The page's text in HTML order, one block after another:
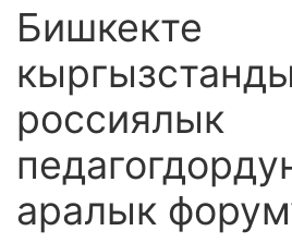
Бишкекте
россиялык
аралык